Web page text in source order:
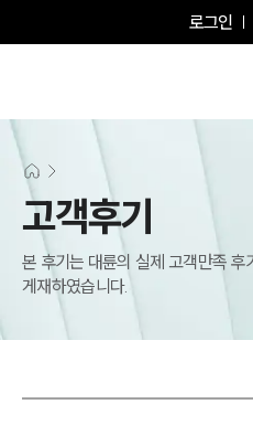
로그인
고객후기
본 후기는 대륜의 실제 고객만족 후
게재하였습니다.